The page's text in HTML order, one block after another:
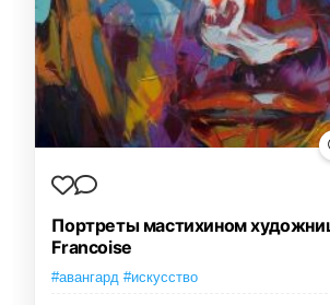
Портреты мастихином
Francoise
#авангард #искусство